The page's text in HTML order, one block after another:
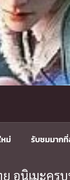
หม่ รับชมมาก
ย อนิเมะค